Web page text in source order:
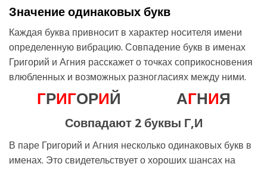
Значение одинаковых букв
Каждая буква привносит в характер носителя имени
определенную вибрацию. Совпадение букв в именах
Григорий и Агния расскажет о точках соприкосновения
влюбленных и возможных разногласиях между ними.
ГРИГОРИЙ АГНИЯ
Совпадают 2 буквы Г,И
В паре Григорий и Агния несколько одинаковых букв в
именах. Это свидетельствует о хороших шансах на